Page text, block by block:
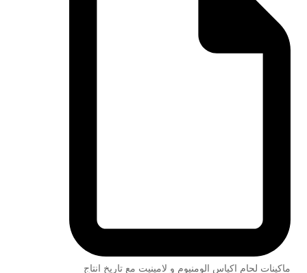
ماكينات لحام اكياس الومنيوم و لامينيت مع تاريخ انتاج